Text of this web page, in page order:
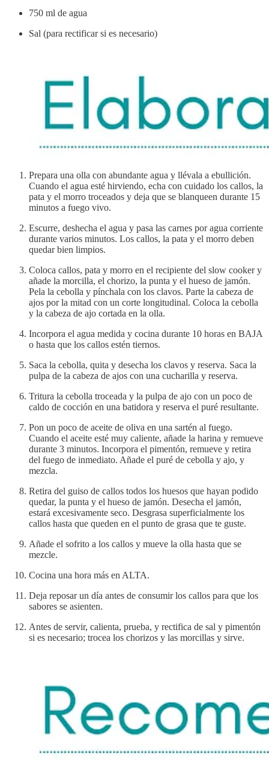
750 ml de agua
Sal (para rectificar si es necesario)
Prepara una olla con abundante agua y llévala a ebullición.
Cuando el agua esté hirviendo, echa con cuidado los callos, la
pata y el morro troceados y deja que se blanqueen durante 15
minutos a fuego vivo.
Escurre, deshecha el agua y pasa las carnes por agua corriente
durante varios minutos. Los callos, la pata y el morro deben
quedar bien limpios.
Coloca callos, pata y morro en el recipiente del slow cooker y
añade la morcilla, el chorizo, la punta y el hueso de jamón.
Pela la cebolla y pínchala con los clavos. Parte la cabeza de
ajos por la mitad con un corte longitudinal. Coloca la cebolla
y la cabeza de ajo cortada en la olla.
Incorpora el agua medida y cocina durante 10 horas en BAJA
o hasta que los callos estén tiernos.
Saca la cebolla, quita y desecha los clavos y reserva. Saca la
pulpa de la cabeza de ajos con una cucharilla y reserva.
Tritura la cebolla troceada y la pulpa de ajo con un poco de
caldo de cocción en una batidora y reserva el puré resultante.
Pon un poco de aceite de oliva en una sartén al fuego.
Cuando el aceite esté muy caliente, añade la harina y remueve
durante 3 minutos. Incorpora el pimentón, remueve y retira
del fuego de inmediato. Añade el puré de cebolla y ajo, y
mezcla.
Retira del guiso de callos todos los huesos que hayan podido
quedar, la punta y el hueso de jamón. Desecha el jamón,
estará excesivamente seco. Desgrasa superficialmente los
callos hasta que queden en el punto de grasa que te guste.
Añade el sofrito a los callos y mueve la olla hasta que se
mezcle.
Cocina una hora más en ALTA.
Deja reposar un día antes de consumir los callos para que los
sabores se asienten.
Antes de servir, calienta, prueba, y rectifica de sal y pimentón
si es necesario; trocea los chorizos y las morcillas y sirve.